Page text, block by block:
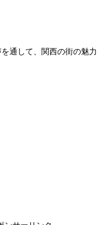
通して、関西の街の魅